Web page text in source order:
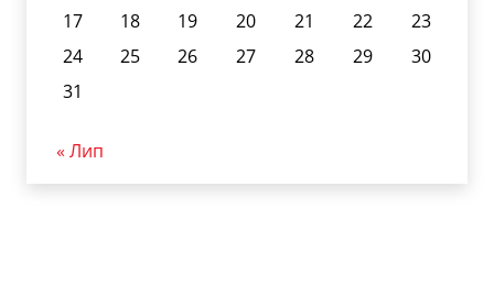
17
18 19 20 21 22
23
24
25 26 27 28 29
30
31
« Лип